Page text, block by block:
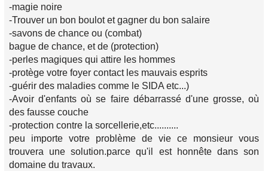
-magie noire
-Trouver un bon boulot et gagner du bon salaire
-savons de chance ou (combat)
bague de chance, et de (protection)
-perles magiques qui attire les hommes
-protège votre foyer contact les mauvais esprits
-guérir des maladies comme le SIDA etc...)
-Avoir d'enfants où se faire débarrassé d'une grosse, où
des fausse couche
-protection contre la sorcellerie,etc..........
peu importe votre problème de vie ce monsieur vous
trouvera une solution.parce qu'il est honnête dans son
domaine du travaux.